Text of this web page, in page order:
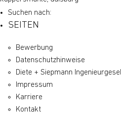
Suchen nach:
SEITEN
Bewerbung
Datenschutz­hinweise
Diete + Siepmann
Impressum
Karriere
Kontakt